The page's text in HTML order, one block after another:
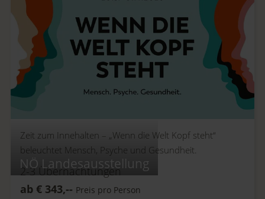
NÖ Landesausstellung
Zeit zum Innehalten – „Wenn die Welt Kopf steht“
beleuchtet Mensch, Psyche und Gesundheit.
2-3Übernachtungen
ab € 343,-- Preis pro Person